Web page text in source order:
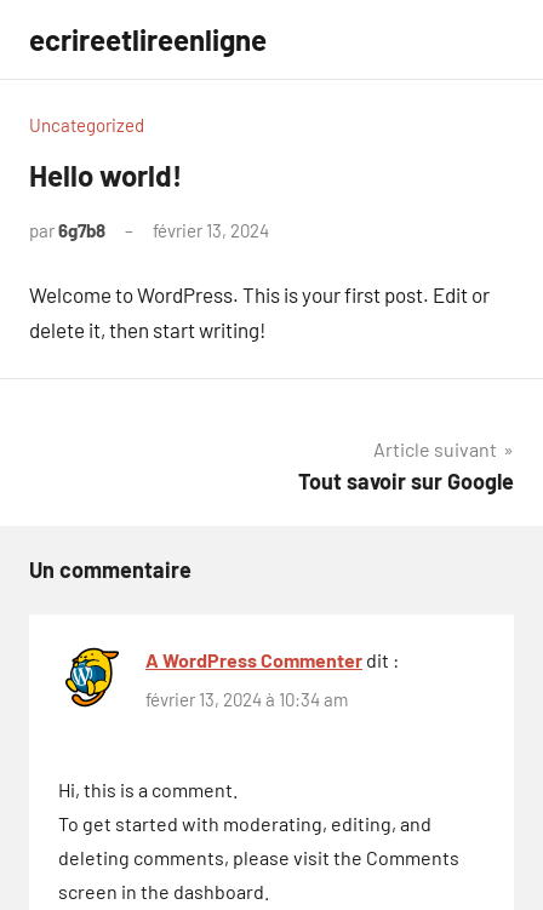
contenu
ecrireetlireenligne
Uncategorized
Hello world!
par6g7b8 février 13, 2024
Welcome to WordPress. This is your first post. Edit or
delete it, then start writing!
Article suivant
Tout savoir sur Google
Un commentaire
A WordPress Commenter dit :
février 13, 2024 à 10:34 am
Hi, this is a comment.
To get started with moderating, editing, and
deleting comments, please visit the Comments
screen in the dashboard.